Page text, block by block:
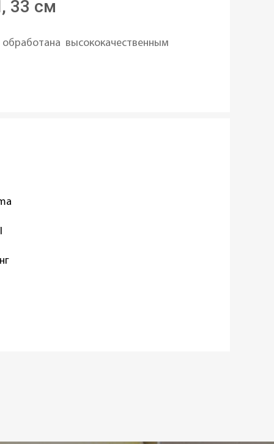
33 см
высококачественным